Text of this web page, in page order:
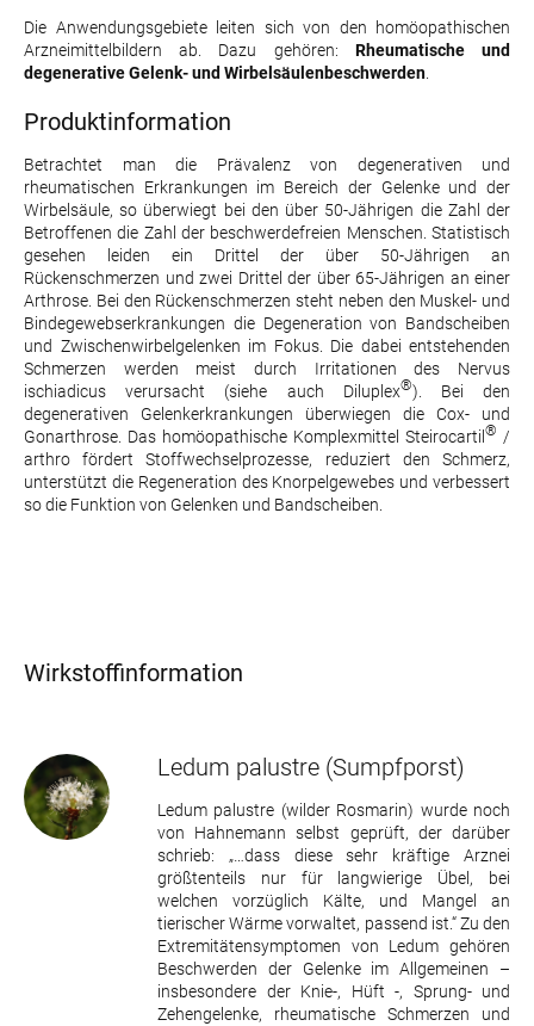
Die Anwendungsgebiete leiten sich von den homöopathischen
Arzneimittelbildern ab. Dazu gehören: Rheumatische und
degenerative Gelenk- und Wirbelsäulenbeschwerden
Produktinformation
Betrachtet man die Prävalenz von degenerativen und
rheumatischen Erkrankungen im Bereich der Gelenke und der
Wirbelsäule, so überwiegt bei den über 50-Jährigen die Zahl der
Betroffenen die Zahl der beschwerdefreien Menschen. Statistisch
gesehen leiden ein Drittel der über 50-Jährigen an
Rückenschmerzen und zwei Drittel der über 65-Jährigen an einer
Arthrose. Bei den Rückenschmerzen steht neben den Muskel- und
Bindegewebserkrankungen die Degeneration von Bandscheiben
und Zwischenwirbelgelenken im Fokus. Die dabei entstehenden
Schmerzen werden meist durch Irritationen des Nervus
ischiadicus verursacht (siehe auch Diluplex®). Bei den
degenerativen Gelenkerkrankungen überwiegen die Cox- und
Gonarthrose. Das homöopathische Komplexmittel Steirocartil ® /
arthro fördert Stoffwechselprozesse, reduziert den Schmerz,
unterstützt die Regeneration des Knorpelgewebes und verbessert
so die Funktion von Gelenken und Bandscheiben.
Wirkstoffinformation
Ledum palustre (Sumpfporst)
Ledum palustre (wilder Rosmarin) wurde noch
von Hahnemann selbst geprüft, der darüber
schrieb: „…dass diese sehr kräftige Arznei
größtenteils nur für langwierige Übel, bei
welchen vorzüglich Kälte, und Mangel an
tierischer Wärme vorwaltet, passend ist.“ Zu den
Extremitätensymptomen von Ledum gehören
Beschwerden der Gelenke im Allgemeinen –
insbesondere der Knie-, Hüft -, Sprung- und
Zehengelenke, rheumatische Schmerzen und